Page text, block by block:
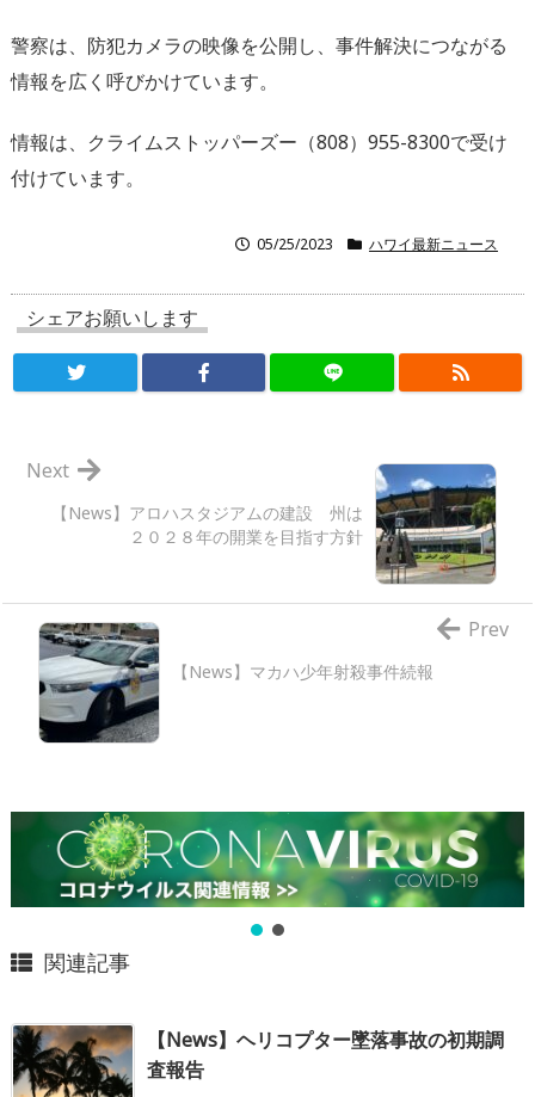
警察は、防犯カメラの映像を公開し、事件解決につながる
情報を広く呼びかけています。
情報は、クライムストッパーズー（808）955-8300で受け
付けています。
05/25/2023 ハワイ最新ニュース
シェアお願いします
【News】アロハスタジアムの建設 州は
２０２８年の開業を目指す方針
Next
【News】マカハ少年射殺事件続報
Prev
関連記事
【News】ヘリコプター墜落事故の初期調
査報告